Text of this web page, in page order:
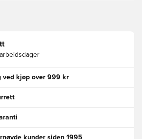
ved kjøp over 999 kr
kunder siden 1995